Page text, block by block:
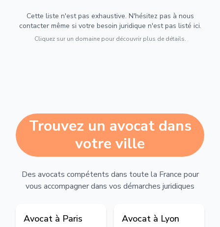
Cette liste n'est pas exhaustive. N'hésitez pas à nous
contacter même si votre besoin juridique n'est pas listé ici.
Cliquez sur un domaine pour découvrir plus de détails.
Trouvez un avocat dans
votre ville
Des avocats compétents dans toute la France pour
vous accompagner dans vos démarches juridiques
Avocat à Paris Avocat à Lyon